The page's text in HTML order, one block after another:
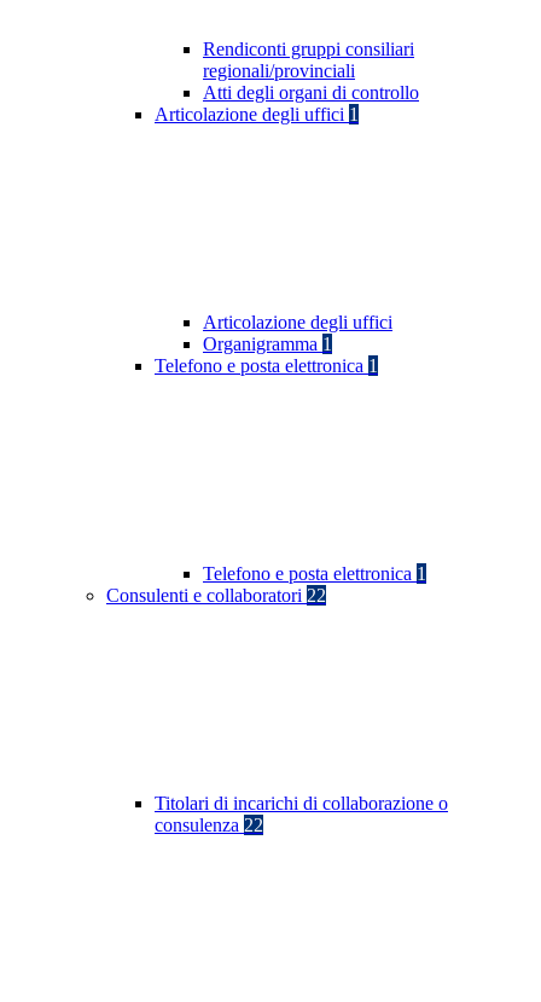
Rendiconti gruppi consiliari
regionali/provinciali
Atti degli organi di controllo
Articolazione degli uffici 1
Articolazione degli uffici
Organigramma 1
Telefono e posta elettronica 1
Telefono e posta elettronica 1
Consulenti e collaboratori 22
Titolari di incarichi di collaborazione o
consulenza 22